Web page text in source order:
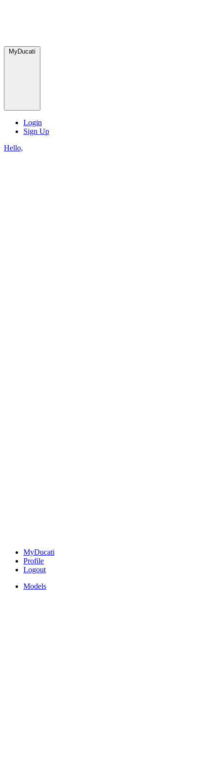
MyDucati
Login
Sign Up
Hello,
MyDucati
Profile
Logout
Models